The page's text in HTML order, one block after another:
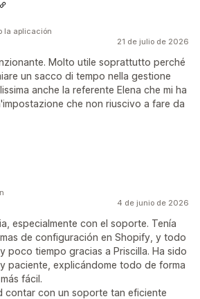
21 de julio de 2026
Molto utile soprattutto perché
un sacco di tempo nella gestione
anche la referente Elena che mi ha
che non riuscivo a fare da
la aplicación
4 de junio de 2026
especialmente con el soporte. Tenía
de configuración en Shopify, y todo
poco tiempo gracias a Priscilla. Ha sido
paciente, explicándome todo de forma
fácil.
contar con un soporte tan eficiente